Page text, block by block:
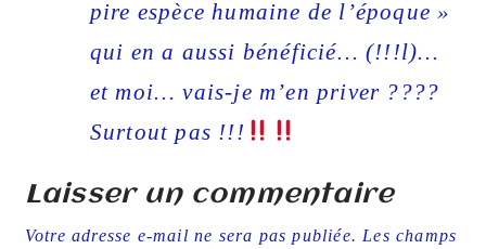
pire espèce humaine de l’époque »
qui en a aussi bénéficié… (!!!l)…
et moi… vais-je m’en priver ????
Surtout pas !!!
Laisser un commentaire
Votre adresse e-mail ne sera pas publiée. Les champs